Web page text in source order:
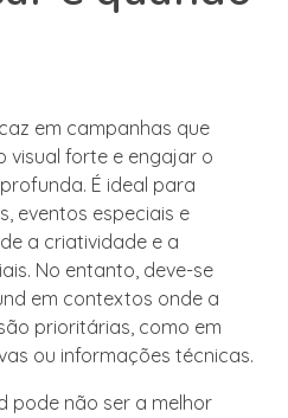
em campanhas que
visual forte e engajar o
É ideal para
eventos especiais e
a criatividade e a
No entanto, deve-se
em contextos onde a
prioritárias, como em
ou informações técnicas.
pode não ser a melhor